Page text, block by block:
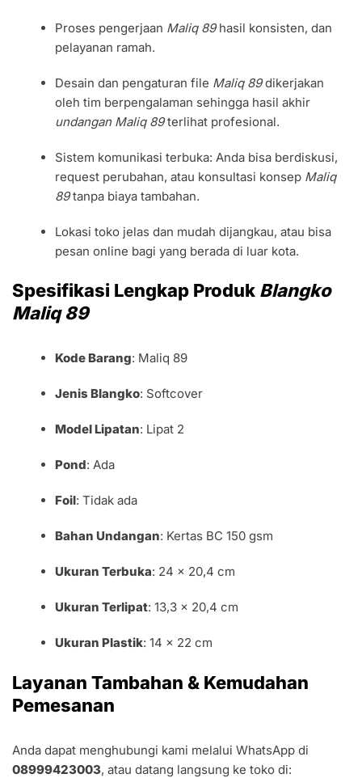
Proses pengerjaan Maliq 89hasil konsisten, dan
pelayanan ramah.
Desain dan pengaturan file Maliq 89dikerjakan
oleh tim berpengalaman sehingga hasil akhir
undangan Maliq 89terlihat profesional.
Sistem komunikasi terbuka: Anda bisa berdiskusi,
request perubahan, atau konsultasi konsep Maliq
89tanpa biaya tambahan.
Lokasi toko jelas dan mudah dijangkau, atau bisa
pesan online bagi yang berada di luar kota.
Spesifikasi Lengkap Produk Blangko
Maliq 89
Kode Barang: Maliq 89
Jenis Blangko: Softcover
Model Lipatan: Lipat 2
Pond: Ada
Foil: Tidak ada
Bahan Undangan: Kertas BC 150 gsm
Ukuran Terbuka: 24 x 20,4 cm
Ukuran Terlipat: 13,3 x 20,4 cm
Ukuran Plastik: 14 x 22 cm
Layanan Tambahan & Kemudahan
Pemesanan
Anda dapat menghubungi kami melalui WhatsApp di
08999423003, atau datang langsung ke toko di: